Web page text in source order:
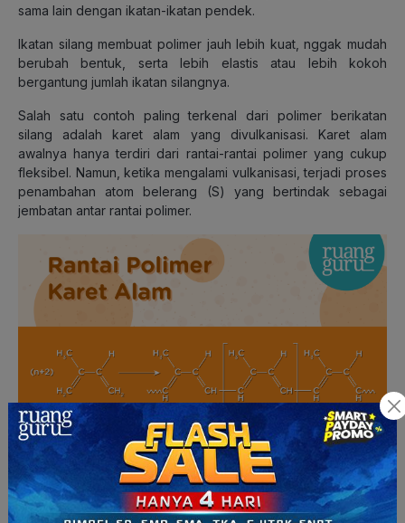
sama lain dengan ikatan-ikatan pendek.
Ikatan silang membuat polimer jauh lebih kuat, nggak mudah
berubah bentuk , serta lebih elastis atau lebih kokoh
bergantung jumlah ikatan silangnya.
Salah satu contoh paling terkenal dari polimer berikatan
silang adalah karet alam yang divulkanisasi. Karet alam
awalnya hanya terdiri dari rantai-rantai polimer yang cukup
fleksibel. Namun, ketika mengalami vulkanisasi, terjadi proses
penambahan atom belerang (S) yang bertindak sebagai
jembatan antar rantai polimer.